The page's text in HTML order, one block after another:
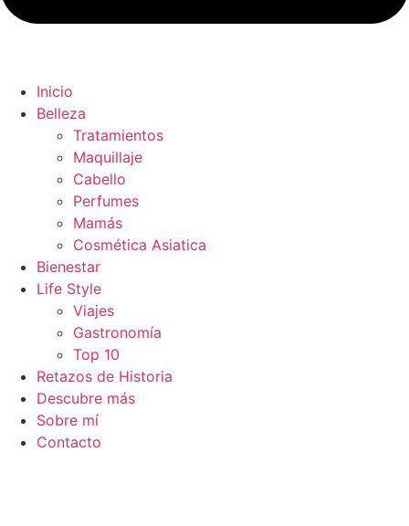
Inicio
Belleza
Tratamientos
Maquillaje
Cabello
Perfumes
Mamás
Cosmética Asiatica
Bienestar
Life Style
Viajes
Gastronomía
Top 10
Retazos de Historia
Descubre más
Sobre mí
Contacto